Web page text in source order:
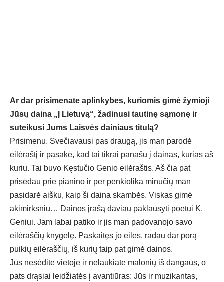
Ar dar prisimenate aplinkybes, kuriomis gimė žymioji
Jūsų daina „Į Lietuvą“, žadinusi tautinę sąmonę ir
suteikusi Jums Laisvės dainiaus titulą?
Prisimenu. Svečiavausi pas draugą, jis man parodė
eilėraštį ir pasakė, kad tai tikrai panašu į dainas, kurias aš
kuriu. Tai buvo Kęstučio Genio eilėraštis. Aš čia pat
prisėdau prie pianino ir per penkiolika minučių man
pasidarė aišku, kaip ši daina skambės. Viskas gimė
akimirksniu… Dainos įrašą daviau paklausyti poetui K.
Geniui. Jam labai patiko ir jis man padovanojo savo
eilėraščių knygelę. Paskaitęs jo eiles, radau dar porą
puikių eilėraščių, iš kurių taip pat gimė dainos.
Jūs nesėdite vietoje ir nelaukiate malonių iš dangaus, o
pats drąsiai leidžiatės į avantiūras: Jūs ir muzikantas,